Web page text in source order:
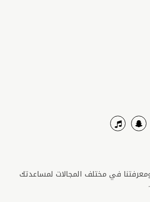
في مختلف المجالات لمساعدتك